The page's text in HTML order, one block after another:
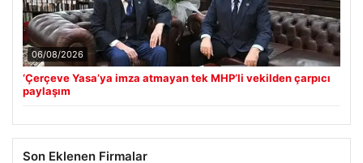
06/08/2026
‘Çerçeve Yasa’ya imza atmayan tek MHP’li vekilden çarpıcı
paylaşım
Son Eklenen Firmalar